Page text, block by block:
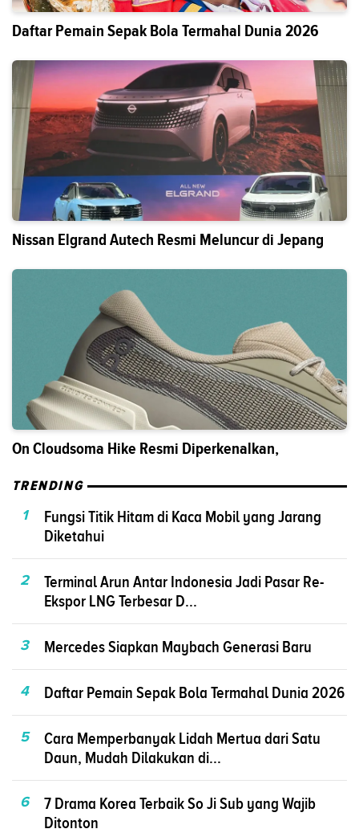
Daftar Pemain Sepak Bola Termahal Dunia 2026
Nissan Elgrand Autech Resmi Meluncur di Jepang
On Cloudsoma Hike Resmi Diperkenalkan,
TRENDING
1
Fungsi Titik Hitam di Kaca Mobil yang Jarang
Diketahui
2
Terminal Arun Antar Indonesia Jadi Pasar Re-
Ekspor LNG Terbesar D...
3 Mercedes Siapkan Maybach Generasi Baru
4 Daftar Pemain Sepak Bola Termahal Dunia 2026
5
Cara Memperbanyak Lidah Mertua dari Satu
Daun, Mudah Dilakukan di...
6
7 Drama Korea Terbaik So Ji Sub yang Wajib
Ditonton